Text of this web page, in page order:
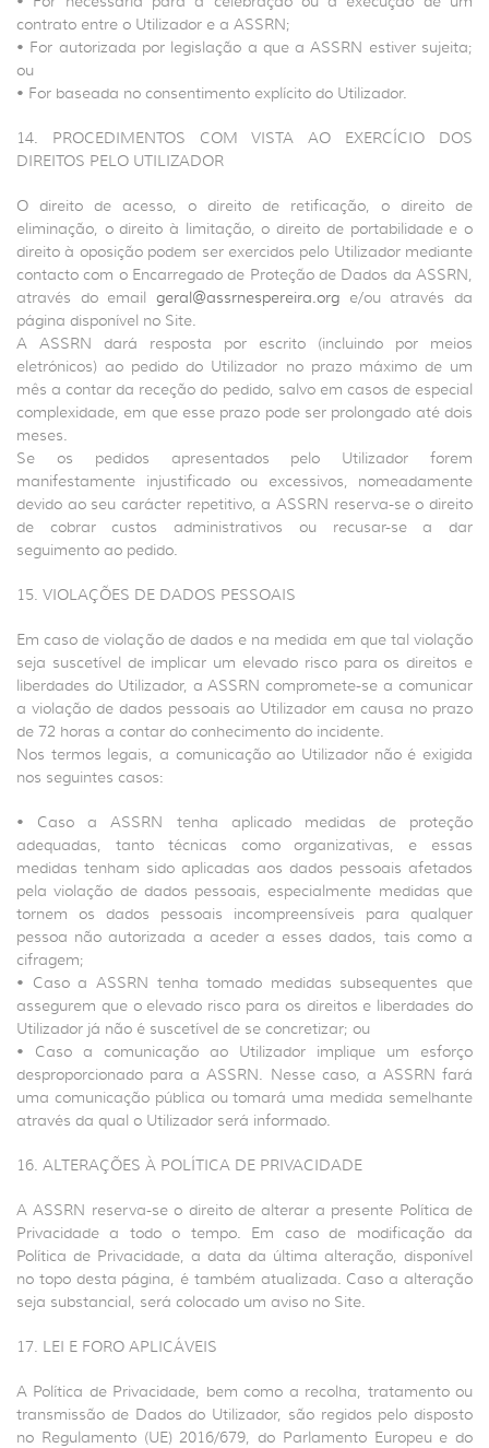
contrato entre o Utilizador e a ASSRN;
• For autorizada por legislação a que a ASSRN estiver sujeita;
ou
• For baseada no consentimento explícito do Utilizador.
14. PROCEDIMENTOS COM VISTA AO EXERCÍCIO DOS
DIREITOS PELO UTILIZADOR
O direito de acesso, o direito de retificação, o direito de
eliminação, o direito à limitação, o direito de portabilidade e o
direito à oposição podem ser exercidos pelo Utilizador mediante
contacto com o Encarregado de Proteção de Dados da ASSRN,
através do email geral@assrnespereira.org e/ou através da
página disponível no Site.
A ASSRN dará resposta por escrito (incluindo por meios
eletrónicos) ao pedido do Utilizador no prazo máximo de um
mês a contar da receção do pedido, salvo em casos de especial
complexidade, em que esse prazo pode ser prolongado até dois
meses.
Se os pedidos apresentados pelo Utilizador forem
manifestamente injustificado ou excessivos, nomeadamente
devido ao seu carácter repetitivo, a ASSRN reserva-se o direito
de cobrar custos administrativos ou recusar-se a dar
seguimento ao pedido.
15. VIOLAÇÕES DE DADOS PESSOAIS
Em caso de violação de dados e na medida em que tal violação
seja suscetível de implicar um elevado risco para os direitos e
liberdades do Utilizador, a ASSRN compromete-se a comunicar
a violação de dados pessoais ao Utilizador em causa no prazo
de 72 horas a contar do conhecimento do incidente.
Nos termos legais, a comunicação ao Utilizador não é exigida
nos seguintes casos:
• Caso a ASSRN tenha aplicado medidas de proteção
adequadas, tanto técnicas como organizativas, e essas
medidas tenham sido aplicadas aos dados pessoais afetados
pela violação de dados pessoais, especialmente medidas que
tornem os dados pessoais incompreensíveis para qualquer
pessoa não autorizada a aceder a esses dados, tais como a
cifragem;
• Caso a ASSRN tenha tomado medidas subsequentes que
assegurem que o elevado risco para os direitos e liberdades do
Utilizador já não é suscetível de se concretizar; ou
• Caso a comunicação ao Utilizador implique um esforço
desproporcionado para a ASSRN. Nesse caso, a ASSRN fará
uma comunicação pública ou tomará uma medida semelhante
através da qual o Utilizador será informado.
16. ALTERAÇÕES À POLÍTICA DE PRIVACIDADE
A ASSRN reserva-se o direito de alterar a presente Política de
Privacidade a todo o tempo. Em caso de modificação da
Política de Privacidade, a data da última alteração, disponível
no topo desta página, é também atualizada. Caso a alteração
seja substancial, será colocado um aviso no Site.
17. LEI E FORO APLICÁVEIS
A Política de Privacidade, bem como a recolha, tratamento ou
transmissão de Dados do Utilizador, são regidos pelo disposto
no Regulamento (UE) 2016/679, do Parlamento Europeu e do